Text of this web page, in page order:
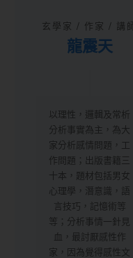
玄學家 / 作家 / 講
龍震天
以理性，邏輯及常析
分析事實為主，為大
家分析感情問題，工
作問題；出版書籍三
十本，題材包括男女
心理學，潛意識，語
言技巧，記憶術等
等；分析事情一針見
血，最討厭感性作
家，因為覺得感性文